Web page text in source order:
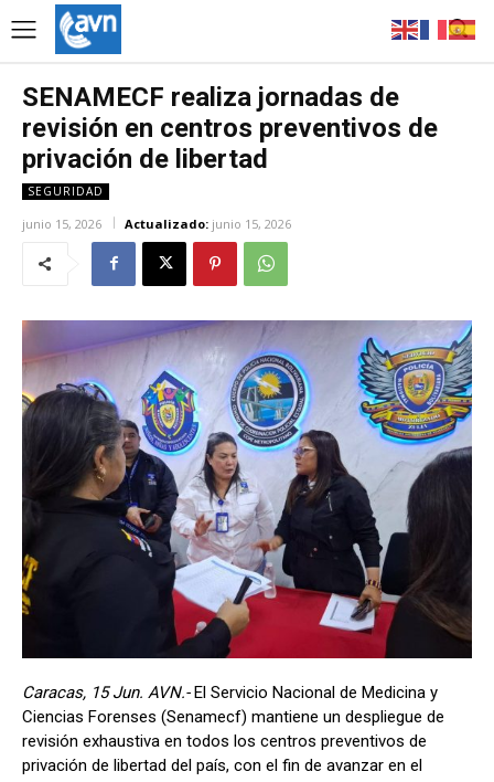
SENAMECF realiza jornadas de
revisión en centros preventivos de
privación de libertad
SEGURIDAD
junio 15, 2026 Actualizado: junio 15, 2026
Caracas, 15 Jun. AVN.-El Servicio Nacional de Medicina y
Ciencias Forenses (Senamecf) mantiene un despliegue de
revisión exhaustiva en todos los centros preventivos de
privación de libertad del país, con el fin de avanzar en el